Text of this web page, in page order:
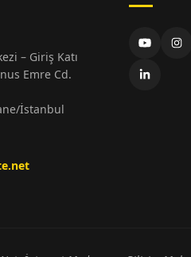
– Giriş Katı
Emre Cd.
İstanbul